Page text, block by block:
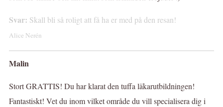
Svar: Skall bli så roligt att få ha er med på den resan!
Alice Nerén
Malin
Stort GRATTIS! Du har klarat den tuffa läkarutbildningen!
Fantastiskt! Vet du inom vilket område du vill specialisera dig i